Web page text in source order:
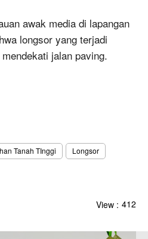
awak media di lapangan
longsor yang terjadi
jalan paving.
Tanah TInggi Longsor
View : 412